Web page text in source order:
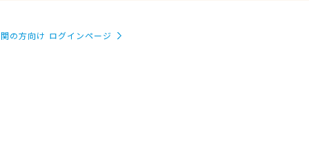
の方向け ログインページ